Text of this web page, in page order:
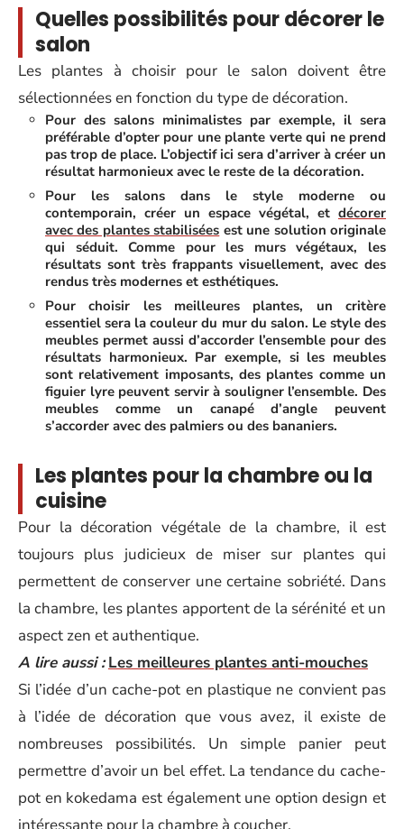
Quelles possibilités pour décorer le
salon
Les plantes à choisir pour le salon doivent être
sélectionnées en fonction du type de décoration.
Pour des salons minimalistes par exemple, il sera
préférable d’opter pour une plante verte qui ne prend
pas trop de place. L’objectif ici sera d’arriver à créer un
résultat harmonieux avec le reste de la décoration.
Pour les salons dans le style moderne ou
contemporain, créer un espace végétal, et décorer
avec des plantes stabilisées est une solution originale
qui séduit. Comme pour les murs végétaux, les
résultats sont très frappants visuellement, avec des
rendus très modernes et esthétiques.
Pour choisir les meilleures plantes, un critère
essentiel sera la couleur du mur du salon. Le style des
meubles permet aussi d’accorder l’ensemble pour des
résultats harmonieux. Par exemple, si les meubles
sont relativement imposants, des plantes comme un
figuier lyre peuvent servir à souligner l’ensemble. Des
meubles comme un canapé d’angle peuvent
s’accorder avec des palmiers ou des bananiers.
Les plantes pour la chambre ou la
cuisine
Pour la décoration végétale de la chambre, il est
toujours plus judicieux de miser sur plantes qui
permettent de conserver une certaine sobriété. Dans
la chambre, les plantes apportent de la sérénité et un
aspect zen et authentique.
A lire aussi : Les meilleures plantes anti-mouches
Si l’idée d’un cache-pot en plastique ne convient pas
à l’idée de décoration que vous avez, il existe de
nombreuses possibilités. Un simple panier peut
permettre d’avoir un bel effet. La tendance du cache-
pot en kokedama est également une option design et